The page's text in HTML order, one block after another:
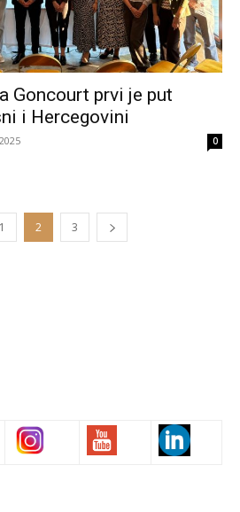
Goncourt prvi je put
i Hercegovini
0
1 2 3